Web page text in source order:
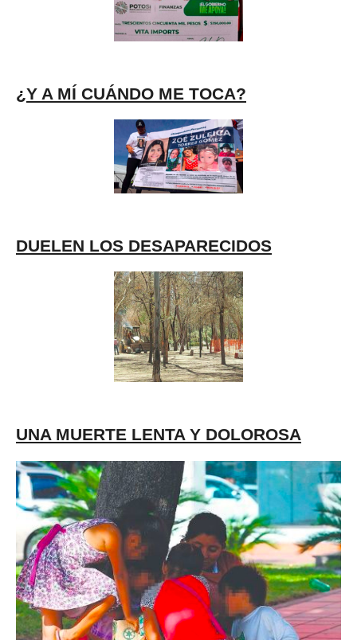
¿Y A MÍ CUÁNDO ME TOCA?
DUELEN LOS DESAPARECIDOS
UNA MUERTE LENTA Y DOLOROSA